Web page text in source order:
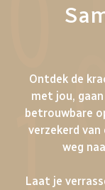
Ontdek de
met jou,
betrouwbare
verzekerd
weg
Laat je